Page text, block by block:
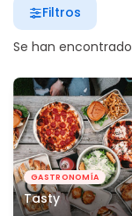
Se han encontrado
Filtros
GASTRONOMÍA
Tasty